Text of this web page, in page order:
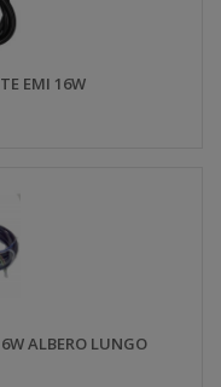
EMI 16W
ALBERO LUNGO